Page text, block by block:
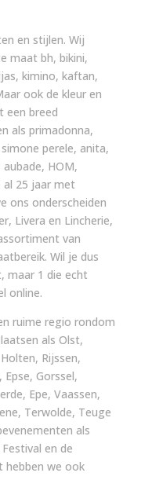
en stijlen. Wij
maat bh, bikini,
kimino, kaftan,
ook de kleur en
een breed
als primadonna,
perele, anita,
HOM,
al 25 jaar met
ons onderscheiden
Livera en Lincherie,
van
Wil je dus
maar 1 die echt
online.
ruime regio rondom
als Olst,
Rijssen,
Gorssel,
Epe, Vaassen,
Terwolde, Teuge
als
en de
hebben we ook